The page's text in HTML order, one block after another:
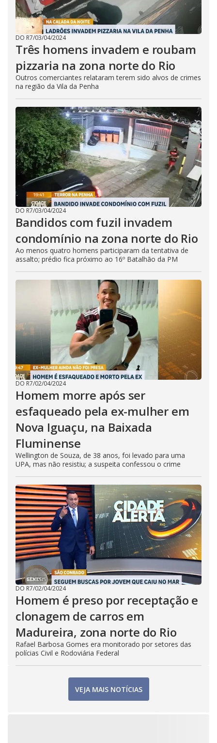
DO R7/03/04/2024
Três homens invadem e roubam
pizzaria na zona norte do Rio
Outros comerciantes relataram terem sido alvos de crimes
na região da Vila da Penha
DO R7/03/04/2024
Bandidos com fuzil invadem
condomínio na zona norte do Rio
Ao menos quatro homens participaram da tentativa de
assalto; prédio fica próximo ao 16º Batalhão da PM
DO R7/02/04/2024
Homem morre após ser
esfaqueado pela ex-mulher em
Nova Iguaçu, na Baixada
Fluminense
Wellington de Souza, de 38 anos, foi levado para uma
UPA, mas não resistiu; a suspeita confessou o crime
DO R7/02/04/2024
Homem é preso por receptação e
clonagem de carros em
Madureira, zona norte do Rio
Rafael Barbosa Gomes era monitorado por setores das
polícias Civil e Rodoviária Federal
VEJA MAIS NOTÍCIAS